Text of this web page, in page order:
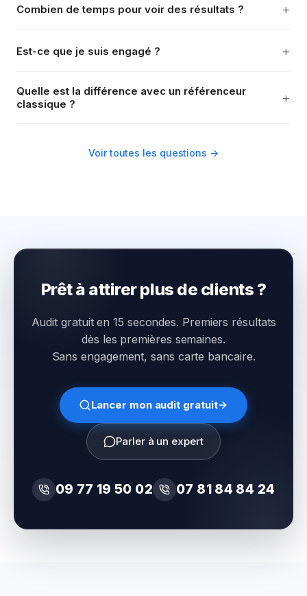
Combien de temps pour voir des résultats ? +
Est-ce que je suis engagé ? +
Quelle est la différence avec un référenceur
classique ?
+
Voir toutes les questions →
Prêt à attirer plus de clients ?
Audit gratuit en 15 secondes. Premiers résultats
dès les premières semaines.
Sans engagement, sans carte bancaire.
Lancer mon audit gratuit
Parler à un expert
09 77 19 50 02 07 81 84 84 24